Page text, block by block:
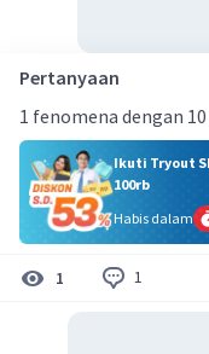
Pertanyaan
1 fenomena dengan
Ikuti Tryout
100rb
Habis dalam
1 1